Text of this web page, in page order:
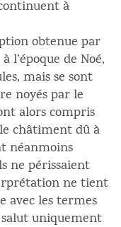
à
obtenue par
l’époque de Noé,
mais se sont
noyés par le
alors compris
châtiment dû à
néanmoins
ne périssaient
ne tient
avec les termes
uniquement